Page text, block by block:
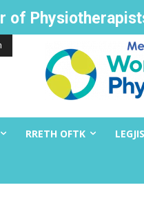
of
RRETH OFTK